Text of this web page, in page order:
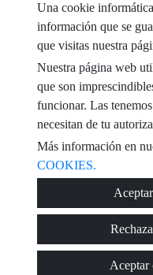
mensaje
Captcha
DHR Servicios
Una cookie
información que se
que visitas nuestra
Nuestra página web
que son
funcionar. Las
necesitan de tu
Más información en
COOKIES.
Aceptar